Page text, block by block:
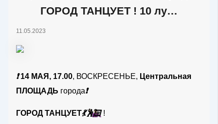
ГОРОД ТАНЦУЕТ ! 10 лу…
11.05.2023
❗️ 14 МАЯ, 17.00, ВОСКРЕСЕНЬЕ, Центральная
ПЛОЩАДЬ города❗️
ГОРОД ТАНЦУЕТ💃🕺🏻!